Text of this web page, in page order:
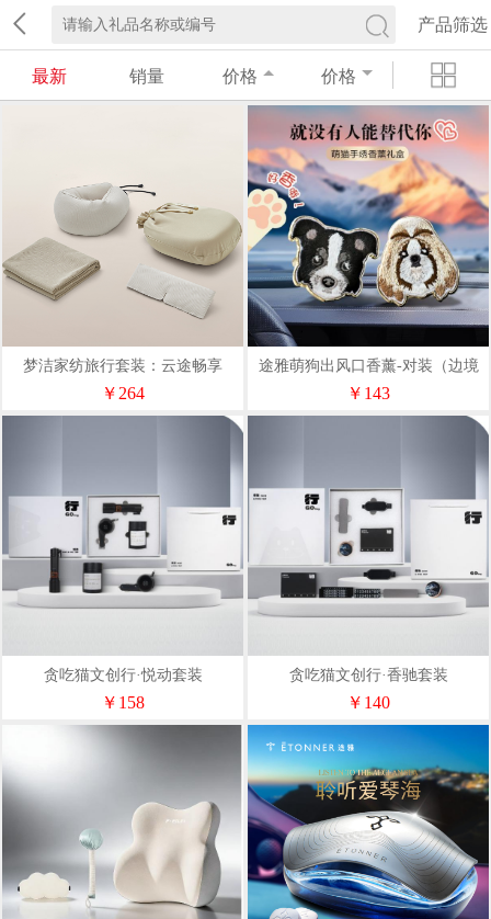
产品筛选
最新 销量 价格 价格
梦洁家纺旅行套装：云途畅享
1010889002
￥264
途雅萌狗出风口香薰-对装（边境
牧羊犬+查理王小猎犬）
￥143
贪吃猫文创行·悦动套装
￥158
贪吃猫文创行·香驰套装
￥140